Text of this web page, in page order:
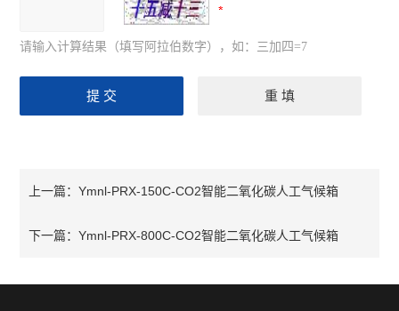
请输入计算结果（填写阿拉伯数字），如：三加四=7
上一篇：Ymnl-PRX-150C-CO2智能二氧化碳人工气候箱
下一篇：Ymnl-PRX-800C-CO2智能二氧化碳人工气候箱